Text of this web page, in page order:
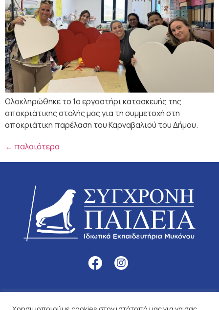
Ολοκληρώθηκε το 1ο εργαστήρι κατασκευής της
αποκριάτικης στολής μας για τη συμμετοχή στη
αποκριάτικη παρέλαση του Καρναβαλιού του Δήμου.
← παλαιότερα